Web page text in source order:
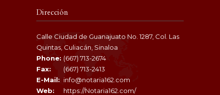
Dirección
Calle Ciudad de Guanajuato No. 1287, Col. Las
Quintas, Culiacán, Sinaloa
Phone: (667) 713-2674
Fax:
(667) 713-2413
E-Mail: info@notaria162.com
Web:
https://Notaria162.com/